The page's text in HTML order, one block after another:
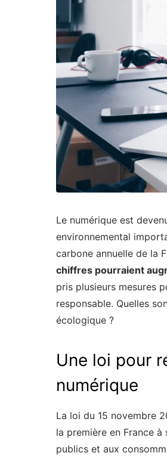
Le numérique est
environnemental
carbone annuelle de la
chiffres pourraient
pris plusieurs mesures
responsable. Quelles
écologique ?
Une loi pour
numérique
La loi du 15 novembre
la première en France à
publics et aux